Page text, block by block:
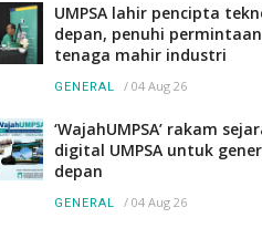
UMPSA lahir pencipta
depan, penuhi permintaan
tenaga mahir industri
GENERAL / 04 Aug 26
‘WajahUMPSA’ rakam
digital UMPSA untuk
depan
GENERAL / 04 Aug 26